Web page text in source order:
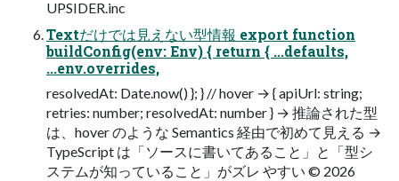
UPSIDER.inc
Textだけでは見えない型情報 export function
buildConfig(env: Env) { return { ...defaults,
...env.overrides,
resolvedAt: Date.now() }; } // hover → { apiUrl: string;
retries: number; resolvedAt: number } → 推論された型
は、hover のような Semantics 経由で初めて見える →
TypeScript は「ソースに書いてあること」と「型シ
ステムが知っていること」がズレ やすい © 2026